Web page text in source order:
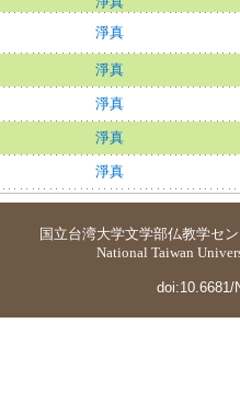
淨真
淨真
淨真
淨真
淨真
国立台湾大学文学部仏教学セ
National Taiwan
doi:10.6681/